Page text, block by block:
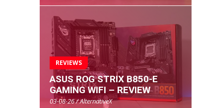
REVIEWS
ASUS ROG STRIX B850-E
GAMING WIFI – REVIEW
03-08-26 / AlternativeX